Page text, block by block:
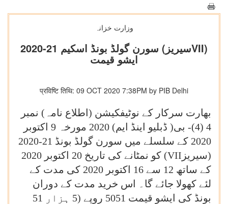
وزارت خزانہ
سورن گولڈ بونڈ اسکیم 21-2020 (سیریزVII)
ایشو قیمت
प्रविष्टि तिथि: 09 OCT 2020 7:38PM by PIB Delhi
بھارت سرکار کے نوٹیفکیشن (اطلاع نامہ) نمبر
4 (4)- بی( ڈبلیو اینڈ ایم) 2020 مورخہ 9 اکتوبر
2020 کے سلسلے میں سورن گولڈ بونڈ 21-2020
(سیریز VII
) کو نمٹانے کی تاریخ 20 اکتوبر 2020
کے ساتھ 12 سے 16 اکتوبر 2020 کی مدت کے
لئے کھولا جائے گا۔ اس خرید مدت کے دوران
بونڈ کی ایشو قیمت 5051 روپے (5 ہزار 51